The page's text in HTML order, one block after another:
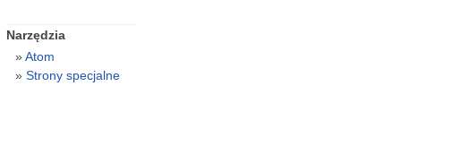
Narzędzia
Atom
Strony specjalne